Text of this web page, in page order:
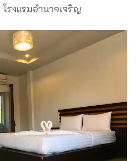
โรงแรมอำนาจเจริญ